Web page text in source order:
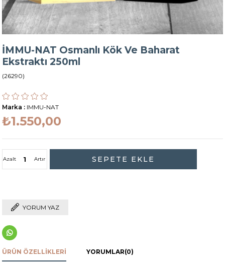
İMMU-NAT Osmanlı Kök Ve Baharat
Ekstraktı 250ml
(26290)
Marka : IMMU-NAT
₺1.550,00
Artır
Azalt
YORUM YAZ
ÜRÜN ÖZELLIKLERI YORUMLAR(0)